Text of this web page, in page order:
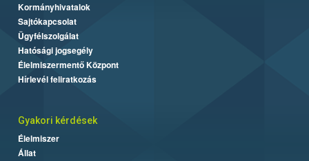
Kormányhivatalok
Sajtókapcsolat
Ügyfélszolgálat
Hatósági jogsegély
Élelmiszermentő Központ
Hírlevél feliratkozás
Gyakori kérdések
Élelmiszer
Állat